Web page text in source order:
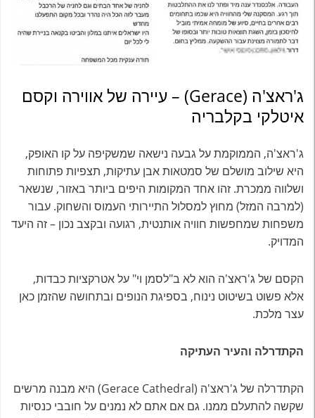
ג'ראצ'ה (Gerace) – עיירה של אווירה וקסם
איטלקי בקלבריה
ג'ראצ'ה, הממוקמת על גבעה נישאה שמשקיפה על קו האופק,
היא שילוב מושלם של סמטאות אבן עתיקות, תצפיות פתוחות
ושלווה ממכרת. זהו אחד המקומות היפים ביותר באזור, שנשאר
(למרבה המזל) מחוץ למסלול התיירותי העמוס והשחוק. עבור
משפחות שמחפשות חוויה אותנטית, רגועה ובקצב נכון – זה היעד
המדויק.
הקסם של ג'ראצ'ה הוא לא ב"לסמן וי" על אטרקציות כבדות,
אלא פשוט בשיטוט נינוח, בספיגת הנופים ובתחושה שהזמן כאן
עצר מלכת.
הקתדרלה והעיר העתיקה
הקתדרלה של ג'ראצ'ה (Gerace Cathedral) היא מבנה מרשים
שקשה להתעלם ממנו. גם אם אתם לא נמנים על חובבי כנסיות